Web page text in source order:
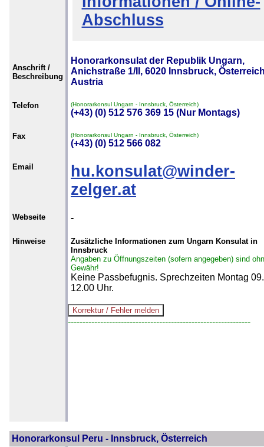
Abschluss
Anschrift /
Beschreibung
Honorarkonsulat der Republik Ungarn,
Anichstraße 1/II, 6020 Innsbruck,
Austria
Telefon (Honorarkonsul Ungarn - Innsbruck, Österreich)
(+43) (0) 512 576 369 15 (Nur Montags)
Fax (Honorarkonsul Ungarn - Innsbruck, Österreich)
(+43) (0) 512 566 082
Email
hu.konsulat@winder-
zelger.at
Webseite -
Hinweise
Zusätzliche Informationen zum Ungarn Konsulat in
Innsbruck
Angaben zu Öffnungszeiten (sofern angegeben) sind
Gewähr!
Keine Passbefugnis. Sprechzeiten Montag
12.00 Uhr.
--------------------------------------------------------------
Honorarkonsul Peru - Innsbruck, Österreich